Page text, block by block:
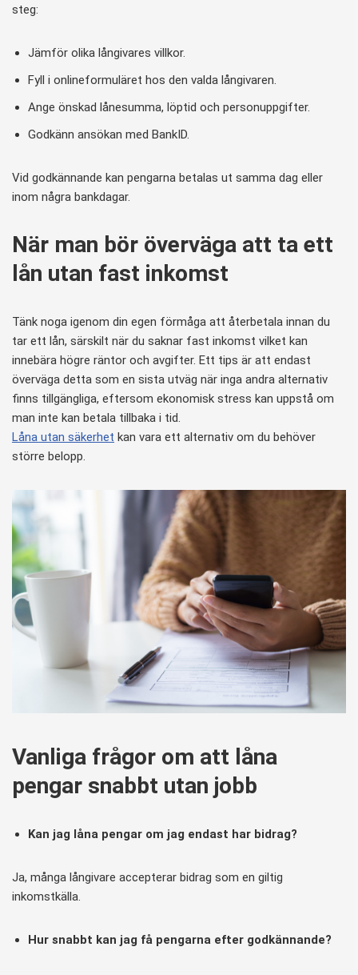
steg:
Jämför olika långivares villkor.
Fyll i onlineformuläret hos den valda långivaren.
Ange önskad lånesumma, löptid och personuppgifter.
Godkänn ansökan med BankID.
Vid godkännande kan pengarna betalas ut samma dag eller
inom några bankdagar.
När man bör överväga att ta ett
lån utan fast inkomst
Tänk noga igenom din egen förmåga att återbetala innan du
tar ett lån, särskilt när du saknar fast inkomst vilket kan
innebära högre räntor och avgifter. Ett tips är att endast
överväga detta som en sista utväg när inga andra alternativ
finns tillgängliga, eftersom ekonomisk stress kan uppstå om
man inte kan betala tillbaka i tid.
Låna utan säkerhet kan vara ett alternativ om du behöver
större belopp.
Vanliga frågor om att låna
pengar snabbt utan jobb
Kan jag låna pengar om jag endast har bidrag?
Ja, många långivare accepterar bidrag som en giltig
inkomstkälla.
Hur snabbt kan jag få pengarna efter godkännande?